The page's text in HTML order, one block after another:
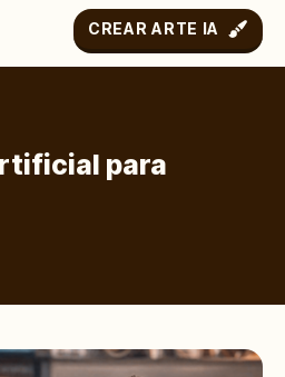
CREAR ARTE IA
para